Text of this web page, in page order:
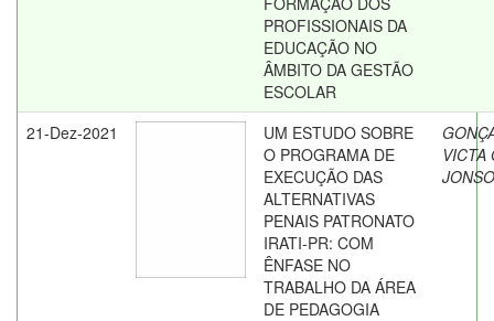
PROFISSIONAIS DA
EDUCAÇÃO NO
ÂMBITO DA GESTÃO
ESCOLAR
21-Dez-2021
UM ESTUDO SOBRE
O PROGRAMA DE
EXECUÇÃO DAS
ALTERNATIVAS
PENAIS PATRONATO
IRATI-PR: COM
ÊNFASE NO
TRABALHO DA ÁREA
DE PEDAGOGIA
VICTA